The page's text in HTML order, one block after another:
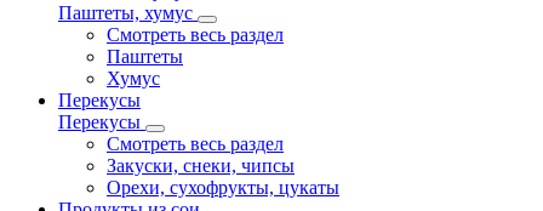
Паштеты, хумус
Смотреть весь раздел
Паштеты
Хумус
Перекусы
Перекусы
Смотреть весь раздел
Закуски, снеки, чипсы
Орехи, сухофрукты, цукаты